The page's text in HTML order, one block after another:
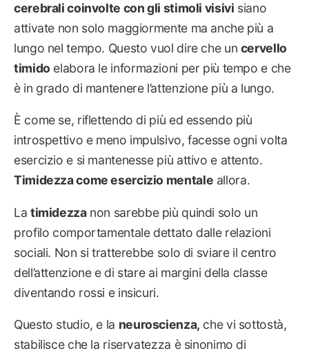
cerebrali coinvolte con gli stimoli visivi siano
attivate non solo maggiormente ma anche più a
lungo nel tempo. Questo vuol dire che un cervello
timido elabora le informazioni per più tempo e che
è in grado di mantenere l’attenzione più a lungo.
È come se, riflettendo di più ed essendo più
introspettivo e meno impulsivo, facesse ogni volta
esercizio e si mantenesse più attivo e attento.
Timidezza come esercizio mentale allora.
La timidezzanon sarebbe più quindi solo un
profilo comportamentale dettato dalle relazioni
sociali. Non si tratterebbe solo di sviare il centro
dell’attenzione e di stare ai margini della classe
diventando rossi e insicuri.
Questo studio, e la neuroscienza, che vi sottostà,
stabilisce che la riservatezza è sinonimo di